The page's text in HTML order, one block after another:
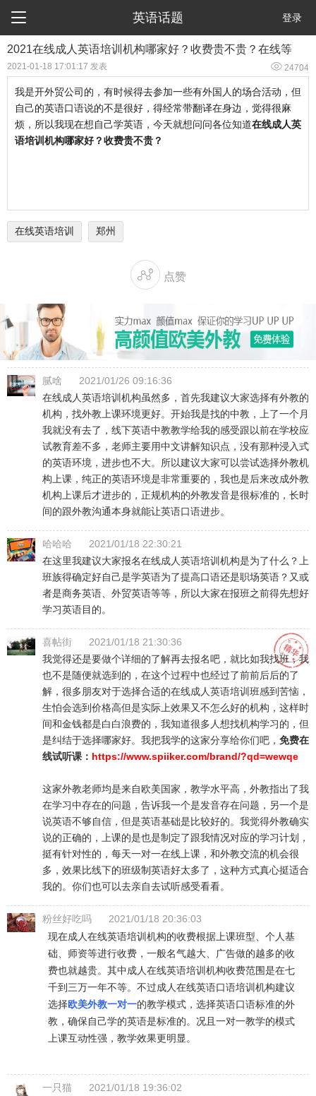
 英语话题 登录
2021在线成人英语培训机构哪家好？收费贵不贵？在线等
2021-01-18 17:01:17 发表  24704
我是开外贸公司的，有时候得去参加一些有外国人的场合活动，但
自己的英语口语说的不是很好，得经常带翻译在身边，觉得很麻
烦，所以我现在想自己学英语，今天就想问问各位知道在线成人英
语培训机构哪家好？收费贵不贵？
在线英语培训 郑州
 点赞
腻啥
2021/01/26 09:16:36
在线成人英语培训机构虽然多，首先我建议大家选择有外教的
机构，找外教上课环境更好。开始我是找的中教，上了一个月
我就没有去了，线下英语中教教学给我的感受跟以前在学校应
试教育差不多，老师主要用中文讲解知识点，没有那种浸入式
的英语环境，进步也不大。所以建议大家可以尝试选择外教机
构上课，纯正的英语环境是非常重要的，我也是后来改成外教
机构上课后才进步的，正规机构的外教发音是很标准的，长时
间的跟外教沟通本身就能让英语口语进步。
哈哈哈
2021/01/18 22:30:21
在这里我建议大家报名在线成人英语培训机构是为了什么？上
班族得确定好自己是学英语为了提高口语还是职场英语？又或
者是商务英语、外贸英语等等，所以大家在报班之前得先想好
学习英语目的。
喜帖街
2021/01/18 21:30:36
我觉得还是要做个详细的了解再去报名吧，就比如我找班，我
也不是随便就选到的，在这个过程中也经过了前前后后的了
解，很多朋友对于选择合适的在线成人英语培训班感到苦恼，
生怕会选到价格高但是实际上效果又不怎么好的机构，这样时
间和金钱都是白白浪费的，我知道很多人想找机构学习的，但
是纠结于选择哪家好。我把我学的这家分享给你们吧， 免费在
线试听课： https://www.spiiker.com/brand/?qd=wewqe
这家外教老师均是来自欧美国家，教学水平高，外教指出了我
在学习中存在的问题，告诉我一个是发音存在问题，另一个是
说英语不够自信，但是英语基础是比较好的。我觉得外教确实
说的正确的，上课的是也是制定了跟我情况对应的学习计划，
挺有针对性的，每天一对一在线上课，和外教交流的机会很
多，效果比线下的班级制英语好太多了，这种方式真心挺适合
我的。你们也可以去亲自去试听感受看看。
粉丝好吃吗
2021/01/18 20:36:03
现在成人在线英语培训机构的收费根据上课班型、个人基
础、师资等进行收费，一般名气越大、广告做的越多的收
费也就越贵。其中成人在线英语培训机构收费范围是在七
千到三万一年不等。不过成人在线英语口语培训机构建议
选择欧美外教一对一的教学模式，选择英语口语标准的外
教，确保自己学的英语是标准的。况且一对一教学的模式
上课互动性强，教学效果更明显。
一只猫
2021/01/18 19:36:02